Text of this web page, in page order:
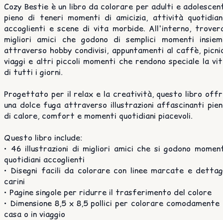
Cozy Bestie è un libro da colorare per adulti e
pieno di teneri momenti di amicizia, attività
accoglienti e scene di vita morbide. All'interno,
migliori amici che godono di semplici momenti
attraverso hobby condivisi, appuntamenti al caffè,
viaggi e altri piccoli momenti che rendono speciale la
di tutti i giorni.
Progettato per il relax e la creatività, questo libro
una dolce fuga attraverso illustrazioni affascinanti
di calore, comfort e momenti quotidiani piacevoli.
Questo libro include:
• 46 illustrazioni di migliori amici che si godono
quotidiani accoglienti
• Disegni facili da colorare con linee marcate e
carini
• Pagine singole per ridurre il trasferimento del colore
• Dimensione 8,5 x 8,5 pollici per colorare comodamente
casa o in viaggio